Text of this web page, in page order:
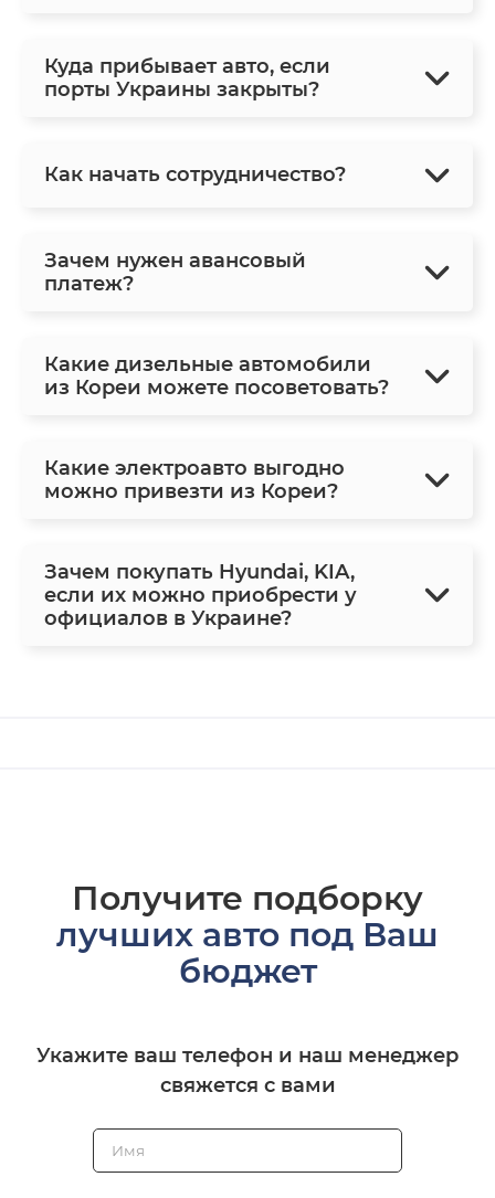
Куда прибывает авто, если
порты Украины закрыты?
Как начать сотрудничество?
Зачем нужен авансовый
платеж?
Какие дизельные автомобили
из Кореи можете посоветовать?
Какие электроавто выгодно
можно привезти из Кореи?
Зачем покупать Hyundai, KIA,
если их можно приобрести у
официалов в Украине?
Получите подборку
лучших авто под Ваш
бюджет
Укажите ваш телефон и наш менеджер
свяжется с вами